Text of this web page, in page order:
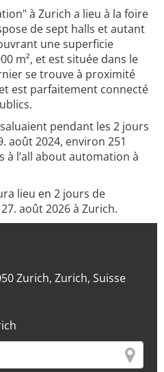
à Zurich a lieu à la foire
de sept halls et autant
une superficie
m², et est située dans le
se trouve à proximité
est parfaitement connecté
pendant les 2 jours
août 2024, environ 251
à l’all about automation à
lieu en 2 jours de
août 2026 à Zurich.
Zurich, Zurich, Suisse